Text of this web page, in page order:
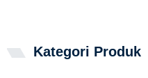
Kategori Produk